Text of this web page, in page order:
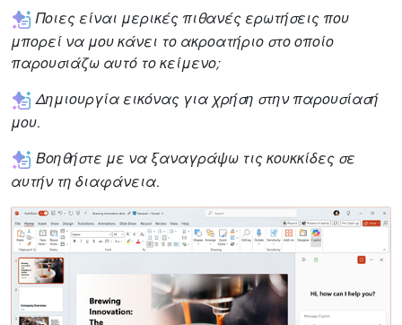
Ποιες είναι μερικές πιθανές ερωτήσεις που
μπορεί να μου κάνει το ακροατήριο στο οποίο
παρουσιάζω αυτό το κείμενο;
Δημιουργία εικόνας για χρήση στην παρουσίασή
μου.
Βοηθήστε με να ξαναγράψω τις κουκκίδες σε
αυτήν τη διαφάνεια.